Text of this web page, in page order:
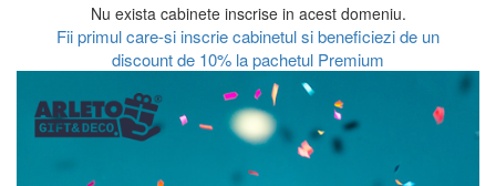
Nu exista cabinete inscrise in acest domeniu.
Fii primul care-si inscrie cabinetul si beneficiezi de un
discount de 10% la pachetul Premium